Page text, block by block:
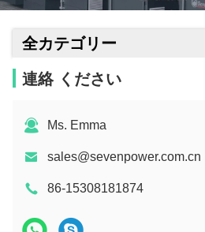
全カテゴリー
連絡 ください
Ms. Emma
sales@sevenpower.com.cn
86-15308181874